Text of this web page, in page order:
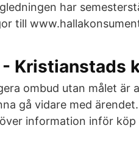
har
till
Kristianstads
ombud utan målet är
gå vidare med
information inför